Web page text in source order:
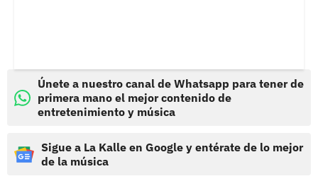
Únete a nuestro canal de Whatsapp para tener de
primera mano el mejor contenido de
entretenimiento y música
Sigue a La Kalle en Google y entérate de lo mejor
de la música